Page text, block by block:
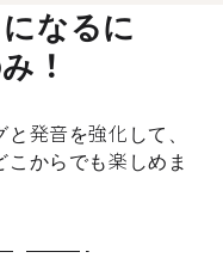
なるに
！
発音を強化して、
からでも楽しめま